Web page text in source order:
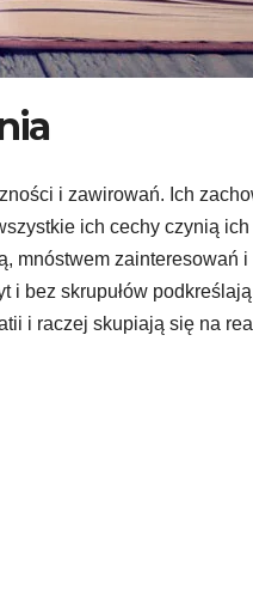
i zawirowań. Ich
ich cechy czynią
mnóstwem zainteresowań
i bez skrupułów
i raczej skupiają się na